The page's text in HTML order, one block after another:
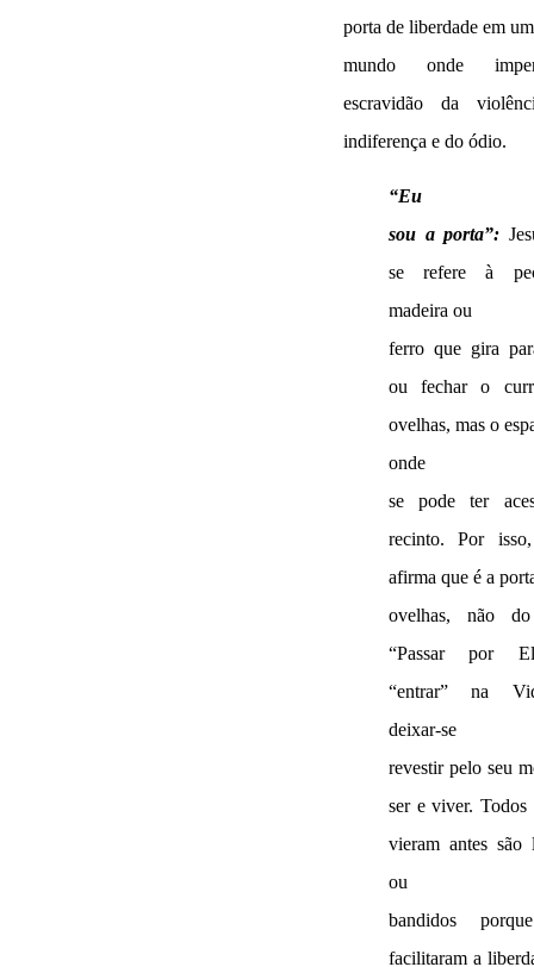
porta de liberdade em um
mundo onde
escravidão da
indiferença e do ódio.
“Eu
sou a porta”:
se refere à
madeira ou
ferro que gira
ou fechar o
ovelhas, mas o
onde
se pode ter
recinto. Por
afirma que é a
ovelhas, não
“Passar por
“entrar” na
deixar-se
revestir pelo seu
ser e viver. Todos
vieram antes são
ou
bandidos
facilitaram a